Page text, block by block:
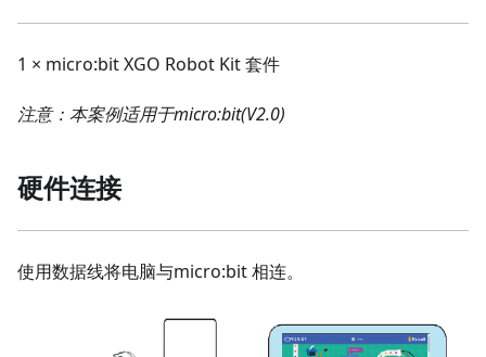
1 × micro:bit XGO Robot Kit 套件
注意：本案例适用于micro:bit(V2.0)
硬件连接
使用数据线将电脑与micro:bit 相连。